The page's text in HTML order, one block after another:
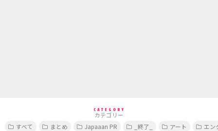
CATEGORY
カテゴリー
すべて
まとめ Japaaan PR _終了_ アート エン